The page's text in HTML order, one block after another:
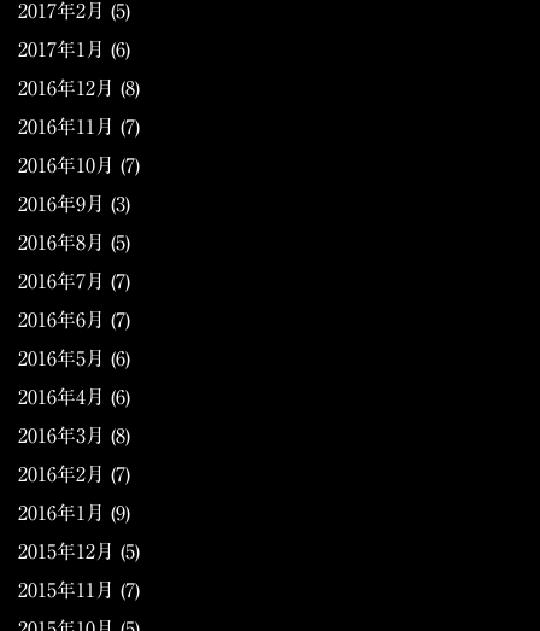
2017年2月 (5)
2017年1月 (6)
2016年12月 (8)
2016年11月 (7)
2016年10月 (7)
2016年9月 (3)
2016年8月 (5)
2016年7月 (7)
2016年6月 (7)
2016年5月 (6)
2016年4月 (6)
2016年3月 (8)
2016年2月 (7)
2016年1月 (9)
2015年12月 (5)
2015年11月 (7)